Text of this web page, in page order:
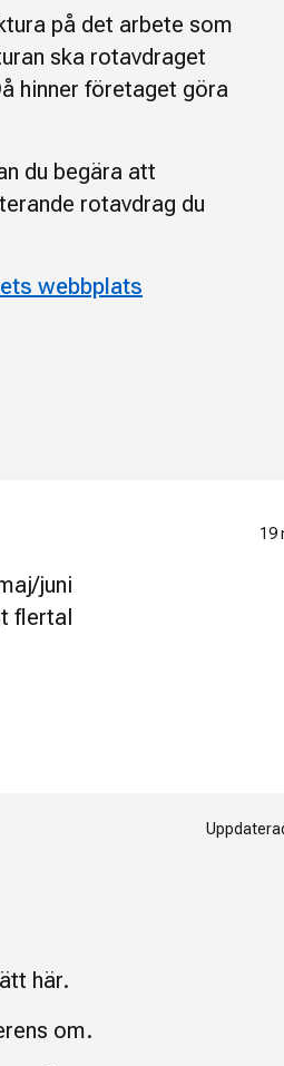
på det arbete som
ska rotavdraget
hinner företaget göra
du begära att
rotavdrag du
webbplats
19
juni
flertal
här.
om.